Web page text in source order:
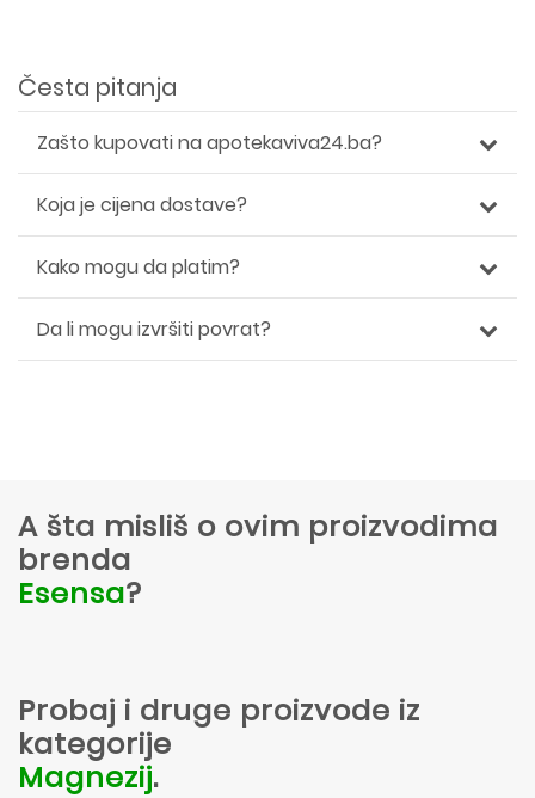
Česta pitanja
Zašto kupovati na apotekaviva24.ba?
Koja je cijena dostave?
Kako mogu da platim?
Da li mogu izvršiti povrat?
A šta misliš o ovim proizvodima
brenda
Esensa?
Probaj i druge proizvode iz
kategorije
Magnezij.